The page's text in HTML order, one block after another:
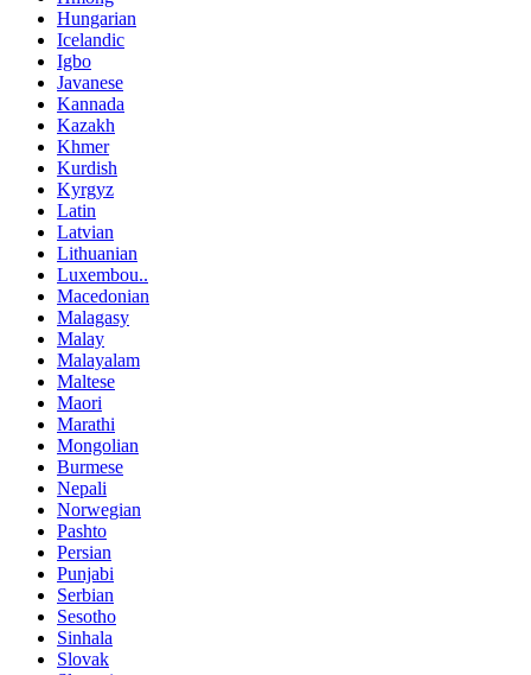
Hungarian
Icelandic
Igbo
Javanese
Kannada
Kazakh
Khmer
Kurdish
Kyrgyz
Latin
Latvian
Lithuanian
Luxembou..
Macedonian
Malagasy
Malay
Malayalam
Maltese
Maori
Marathi
Mongolian
Burmese
Nepali
Norwegian
Pashto
Persian
Punjabi
Serbian
Sesotho
Sinhala
Slovak